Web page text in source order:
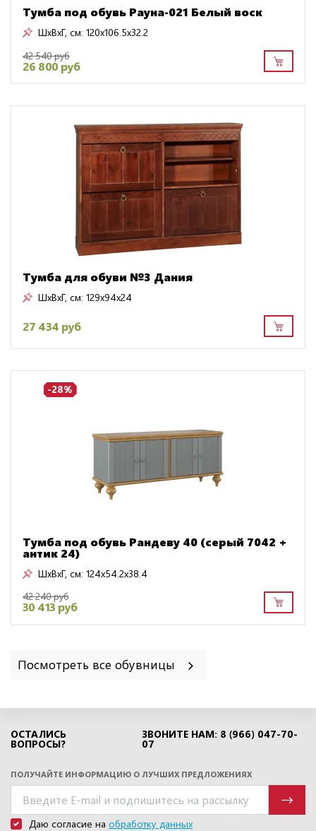
Тумба под обувь Рауна-021 Белый воск
ШxВxГ, см: 120x106.5x32.2
42 540 руб
26 800 руб
Тумба для обуви №3 Дания
ШxВxГ, см: 129x94x24
27 434 руб
-28%
Тумба под обувь Рандеву 40 (серый 7042 +
антик 24)
ШxВxГ, см: 124x54.2x38.4
42 240 руб
30 413 руб
Посмотреть все обувницы
ОСТАЛИСЬ
ВОПРОСЫ?
ЗВОНИТЕ НАМ: 8 (966) 047-70-
07
ПОЛУЧАЙТЕ ИНФОРМАЦИЮ О ЛУЧШИХ ПРЕДЛОЖЕНИЯХ
Даю согласие на обработку данных